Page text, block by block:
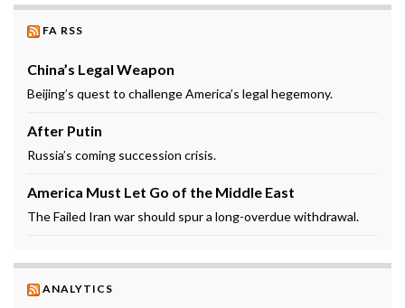
FA RSS
China’s Legal Weapon
Beijing’s quest to challenge America’s legal hegemony.
After Putin
Russia’s coming succession crisis.
America Must Let Go of the Middle East
The Failed Iran war should spur a long-overdue withdrawal.
ANALYTICS